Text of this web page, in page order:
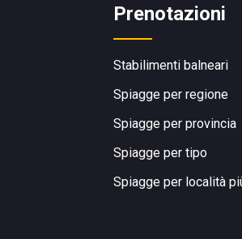
Prenotazioni
Stabilimenti balneari
Spiagge per regione
Spiagge per provincia
Spiagge per tipo
Spiagge per località